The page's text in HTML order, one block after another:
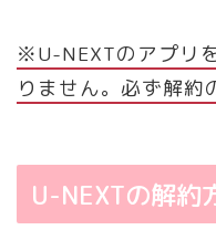
※U-NEXTのアプリ
りません。必ず解約
U-NEXTの解約